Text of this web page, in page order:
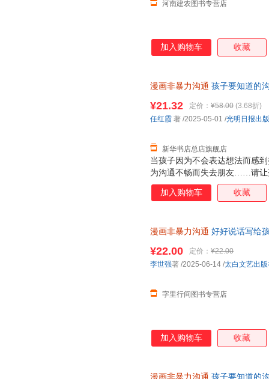
河南建农图书专营店
加入购物车 收藏
漫画非暴力沟通 孩子要知道的
咨询：13284178503
当孩子因为不会表达想法而感
为沟通不畅而失去朋友……请让
子打造的漫画非暴力沟通指南
不会说话，快速摆脱怯场、社
¥21.32 定价： ¥58.00 (3.68折)
新华书店总店旗舰店
任红霞 著 /2025-05-01 /光明日报出
加入购物车 收藏
漫画非暴力沟通 好好说话写给
¥22.00 定价： ¥22.00
字里行间图书专营店
李世强著 /2025-06-14 /太白文艺出
加入购物车 收藏
漫画非暴力沟通 孩子要知道的